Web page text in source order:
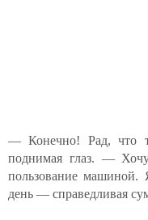
— Конечно! Рад, что
поднимая глаз. —
пользование
день — справедливая